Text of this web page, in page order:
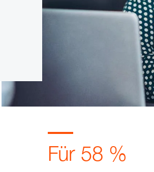
Für 58 %